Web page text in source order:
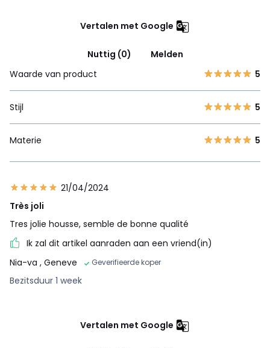
Vertalen met Google
Nuttig (0)
Melden
Waarde van product
5
Stijl 5
Materie 5
21/04/2024
Très joli
Tres jolie housse, semble de bonne qualité
Ik zal dit artikel aanraden aan een vriend(in)
Nia-va , Geneve Geverifieerde koper
Bezitsduur 1 week
Vertalen met Google